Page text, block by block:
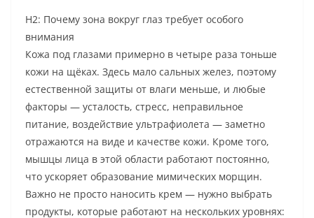
H2: Почему зона вокруг глаз требует особого
внимания
Кожа под глазами примерно в четыре раза тоньше
кожи на щёках. Здесь мало сальных желез, поэтому
естественной защиты от влаги меньше, и любые
факторы — усталость, стресс, неправильное
питание, воздействие ультрафиолета — заметно
отражаются на виде и качестве кожи. Кроме того,
мышцы лица в этой области работают постоянно,
что ускоряет образование мимических морщин.
Важно не просто наносить крем — нужно выбрать
продукты, которые работают на нескольких уровнях: